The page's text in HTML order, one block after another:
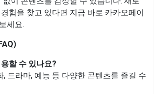
험을 찾고 있다면 지금 바로 카카오페이
세요.
할 수 있나요?
, 드라마, 예능 등 다양한 콘텐츠를 즐길 수